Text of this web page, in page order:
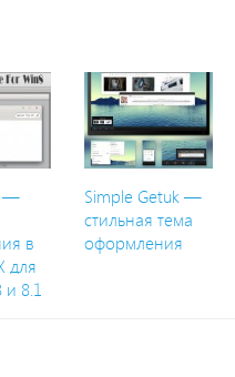
—
в
для
и 8.1
Simple Getuk —
стильная тема
оформления